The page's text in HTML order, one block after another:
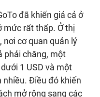
đã khiến giá cả ở
mức rất thấp. Ở thị
cơ quan quản lý
phải chăng, một
1 USD và một
nhiều. Điều đó khiến
mở rộng sang các